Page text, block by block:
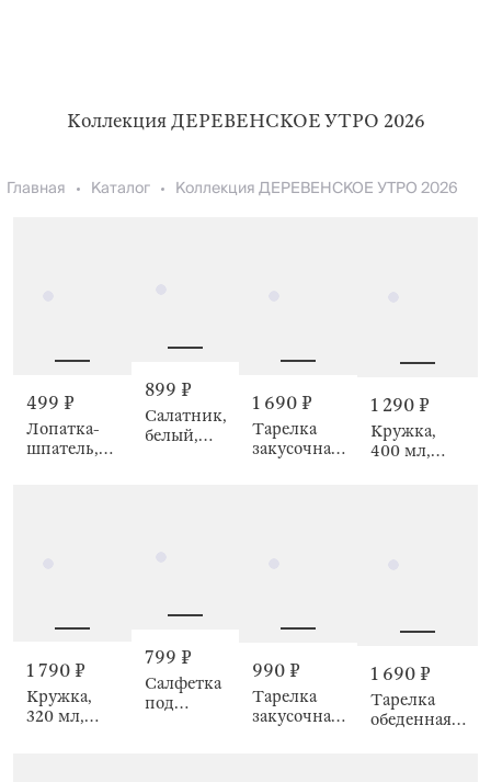
Коллекция ДЕРЕВЕНСКОЕ УТРО 2026
Главная Каталог Коллекция ДЕРЕВЕНСКОЕ УТРО 2026
499 ₽
Лопатка-
шпатель,
899 ₽
Салатник,
белый,
1 690 ₽
Тарелка
закусочная,
1 290 ₽
Кружка,
400 мл,
1 790 ₽
Кружка,
320 мл,
799 ₽
Салфетка
под
990 ₽
Тарелка
закусочная,
1 690 ₽
Тарелка
обеденная,